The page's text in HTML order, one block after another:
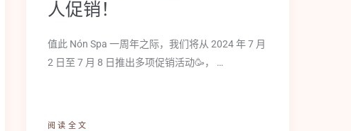
人促销！
值此 Nón Spa 一周年之际，我们将从 2024 年 7 月
2 日至 7 月 8 日推出多项促销活动🥳， …
阅读全文